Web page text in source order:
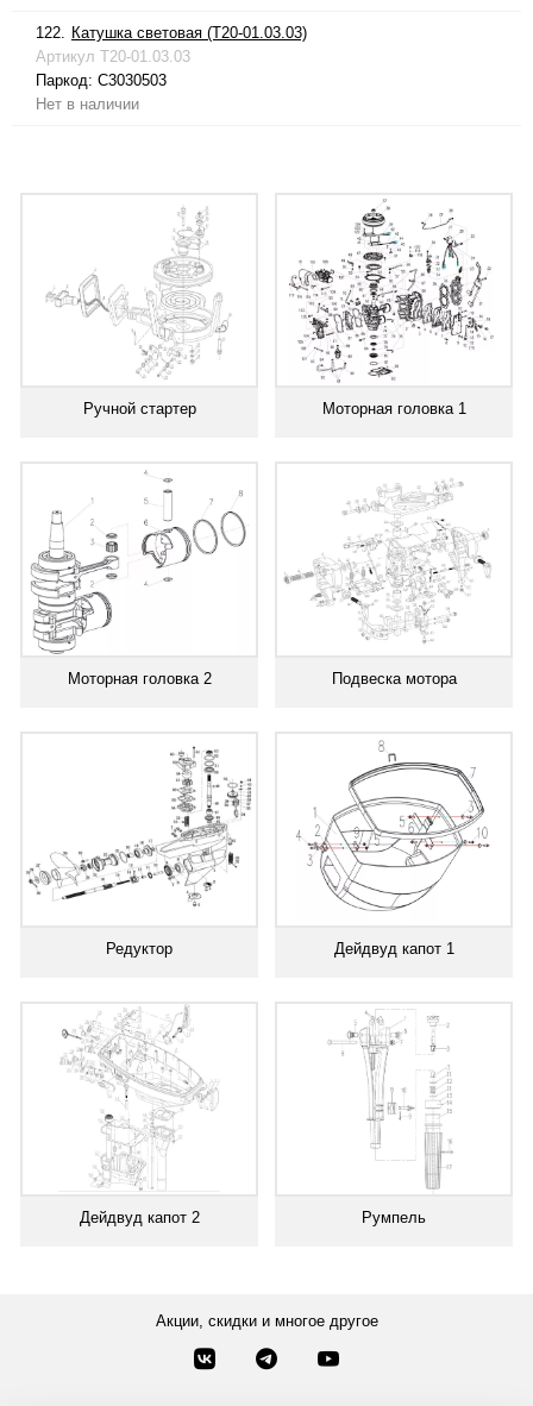
122.
Катушка световая (T20-01.03.03)
Артикул T20-01.03.03
Паркод: C3030503
Нет в наличии
Ручной стартер Моторная головка 1
Моторная головка 2 Подвеска мотора
Редуктор Дейдвуд капот 1
Дейдвуд капот 2 Румпель
Акции, скидки и многое другое